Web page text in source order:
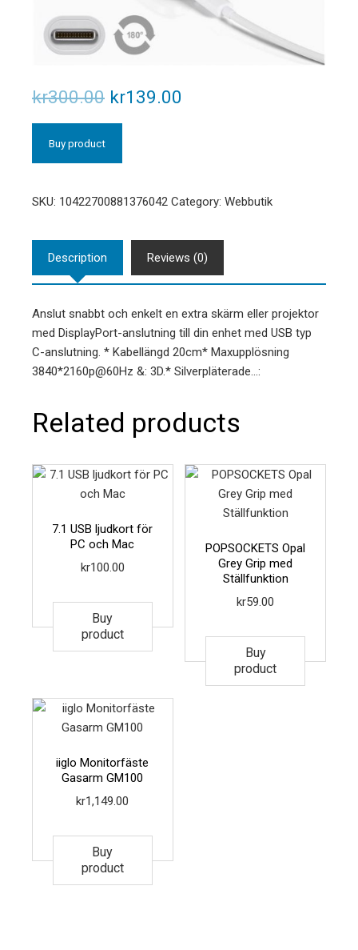
kr300.00 kr139.00
Buy product
SKU: 10422700881376042 Category: Webbutik
Description Reviews (0)
Anslut snabbt och enkelt en extra skärm eller projektor
med DisplayPort-anslutning till din enhet med USB typ
C-anslutning. * Kabellängd 20cm* Maxupplösning
3840*2160p@60Hz &: 3D.* Silverpläterade…:
Related products
7.1 USB ljudkort för
PC och Mac
kr100.00
Buy
product
POPSOCKETS Opal
Grey Grip med
Ställfunktion
kr59.00
Buy
product
iiglo Monitorfäste
Gasarm GM100
kr1,149.00
Buy
product